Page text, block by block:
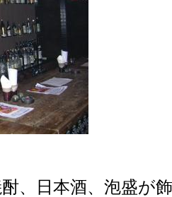
、日本酒、泡盛が